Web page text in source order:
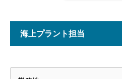
海上プラント担当